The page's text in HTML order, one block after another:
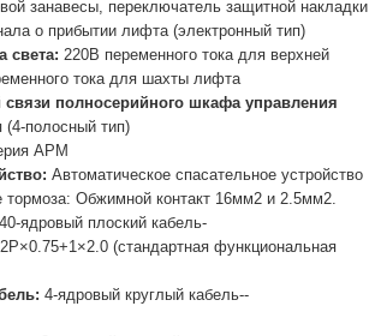
занавесы, переключатель защитной накладки
о прибытии лифта (электронный тип)
света: 220В переменного тока для верхней
тока для шахты лифта
связи полносерийного шкафа управления
(4-полосный тип)
APM
Автоматическое спасательное устройство
тормоза: Обжимной контакт 16мм2 и 2.5мм2.
40-ядровый плоский кабель-
(стандартная функциональная
4-ядровый круглый кабель--